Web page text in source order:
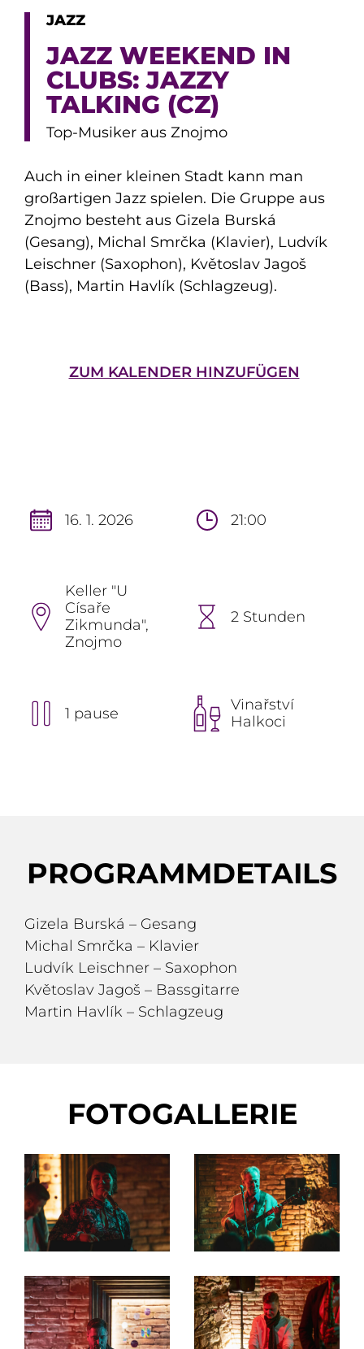
JAZZ
JAZZ WEEKEND IN
CLUBS: JAZZY
TALKING (CZ)
Top-Musiker aus Znojmo
Auch in einer kleinen Stadt kann man
großartigen Jazz spielen. Die Gruppe aus
Znojmo besteht aus Gizela Burská
(Gesang), Michal Smrčka (Klavier), Ludvík
Leischner (Saxophon), Květoslav Jagoš
(Bass), Martin Havlík (Schlagzeug).
ZUM KALENDER HINZUFÜGEN
16. 1. 2026 21:00
Keller "U
Císaře
Zikmunda",
Znojmo
2 Stunden
1 pause
Vinařství
Halkoci
PROGRAMMDETAILS
Gizela Burská – Gesang
Michal Smrčka – Klavier
Ludvík Leischner – Saxophon
Květoslav Jagoš – Bassgitarre
Martin Havlík – Schlagzeug
FOTOGALLERIE